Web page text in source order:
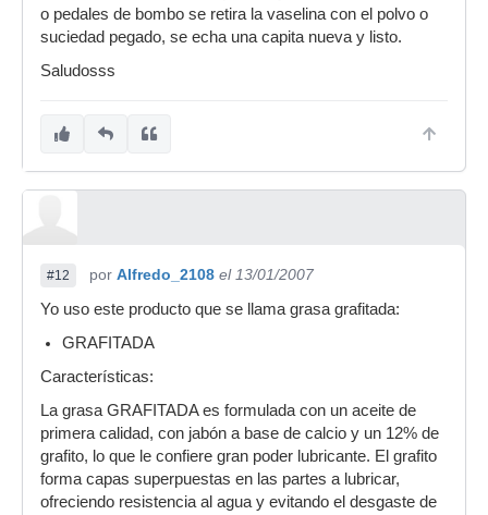
o pedales de bombo se retira la vaselina con el polvo o
suciedad pegado, se echa una capita nueva y listo.
Saludosss
#12 por Alfredo_2108 el 13/01/2007
Yo uso este producto que se llama grasa grafitada:
GRAFITADA
Características:
La grasa GRAFITADA es formulada con un aceite de
primera calidad, con jabón a base de calcio y un 12% de
grafito, lo que le confiere gran poder lubricante. El grafito
forma capas superpuestas en las partes a lubricar,
ofreciendo resistencia al agua y evitando el desgaste de